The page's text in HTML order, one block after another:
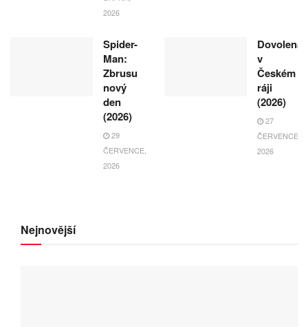
2026
Spider-
Man:
Zbrusu
nový
den
(2026)
29
ČERVENCE,
2026
Dovolená
v
Českém
ráji
(2026)
27
ČERVENCE,
2026
Nejnovější